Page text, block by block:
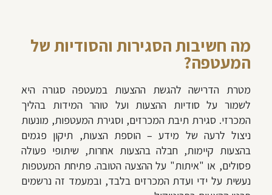
מה חשיבות הסגירות והסודיות של
המעטפה?
מטרת הדרישה להגשת ההצעות במעטפה סגורה היא
לשמור על סודיות ההצעות ועל טוהר המידות בהליך
המכרזי. סגירת תיבת המכרזים, וסגירת המעטפות, מונעות
ניצול לרעה של מידע – הוספת הצעות, תיקון פגמים
בהצעות קיימות, חבלה בהצעות אחרות, שיתופי פעולה
פסולים, או "איתות" על ההצעה הטובה. פתיחת המעטפות
נעשית על ידי ועדת המכרזים בלבד, ובמעמד זה נרשמים